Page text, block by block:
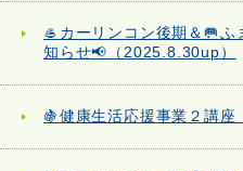
🥌カーリンコン後期＆🥅
知らせ📢（2025.8.30up）
🍇健康生活応援事業２講